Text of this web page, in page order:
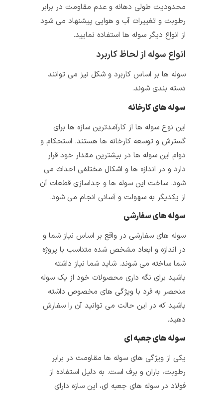
محدودیت طولی دهانه و عدم مقاومت در برابر
رطوبت و تغییرات آب و هوایی پیشنهاد می‌ شود
از انواع دیگر سوله‌ ها استفاده نمایید.
انواع سوله از لحاظ کاربرد
سوله‌ ها بر اساس کاربرد و شکل نیز می‌ توانند
دسته بندی شوند.
سوله‌ های کارخانه
این نوع سوله‌ ها از کارآمدترین سازه‌ ها برای
گسترش و توسعه کارخانه‌ ها هستند. استحکام و
دوام این سوله‌ ها در بیشترین مقدار خود قرار
دارد و در اندازه‌ ها و اشکال مختلفی احداث می‌
شود. ساخت این سوله‌ ها و جداسازی قطعات آن
از یکدیگر به سهولت و آسانی انجام می‌ شود.
سوله‌ های سفارشی
سوله‌ های سفارشی در واقع بر اساس نیاز شما و
در اندازه و ابعاد مشخص شده متناسب با پروژه
شما ساخته می‌ شوند. شاید شما نیاز داشته
باشید برای نگه‌ داری محصولات خود از یک سوله
منحصر به فرد با ویژگی‌ های مخصوص داشته
باشید که در این حالت می‌ توانید آن را سفارش
سوله‌ های جعبه‌ ای
یکی از ویژگی‌ های سوله‌ ها مقاومت در برابر
رطوبت، باران و برف است. به دلیل استفاده از
فولاد در سوله‌ های جعبه‌ ای، این سازه دارای